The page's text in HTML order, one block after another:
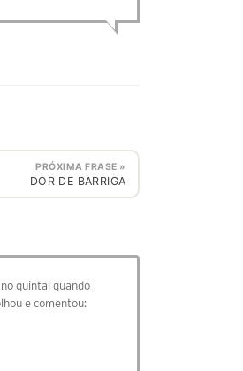
PRÓXIMA FRASE »
DOR DE BARRIGA
quintal quando
e comentou: